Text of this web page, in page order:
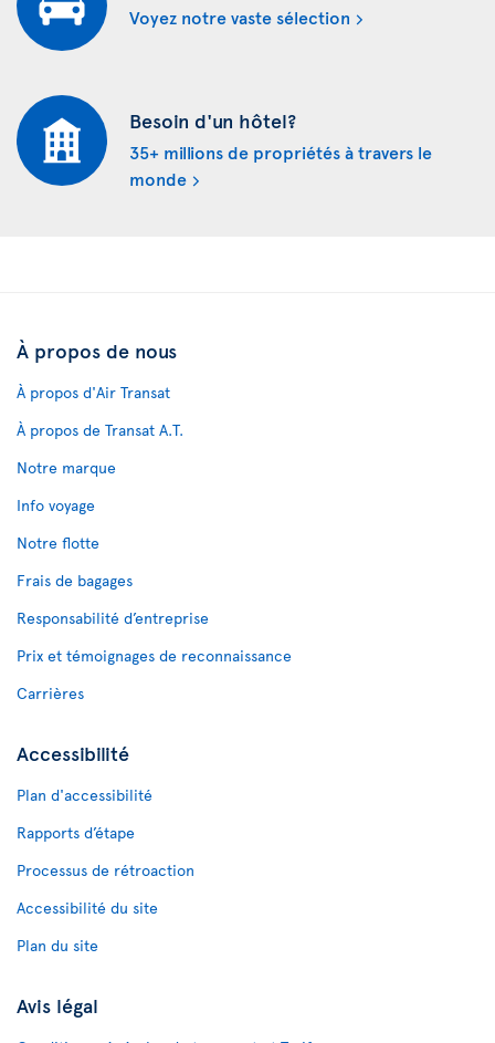
Voyez notre vaste sélection
Besoin d'un hôtel?
35+ millions de propriétés à travers le
monde
À propos de nous
À propos d'Air Transat
À propos de Transat A.T.
Notre marque
Info voyage
Notre flotte
Frais de bagages
Responsabilité d’entreprise
Prix et témoignages de reconnaissance
Carrières
Accessibilité
Plan d'accessibilité
Rapports d’étape
Processus de rétroaction
Accessibilité du site
Plan du site
Avis légal